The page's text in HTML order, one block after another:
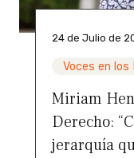
24 de Julio de
Voces en los
Miriam
Derecho:
jerarquía